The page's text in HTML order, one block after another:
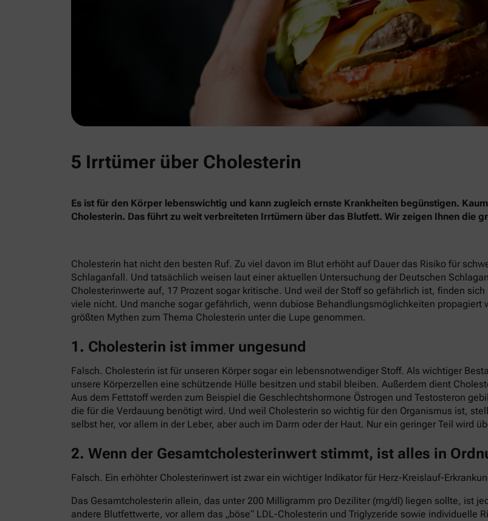
5 Irrtümer über Cholesterin
Es ist für den Körper lebenswichtig und kann zugleich ernste Krankheiten begünstigen.
Cholesterin. Das führt zu weit verbreiteten Irrtümern über das Blutfett. Wir zeigen Ihnen die
Cholesterin hat nicht den besten Ruf. Zu viel davon im Blut erhöht auf Dauer das Risiko für
Schlaganfall. Und tatsächlich weisen laut einer aktuellen Untersuchung der Deutschen
Cholesterinwerte auf, 17 Prozent sogar kritische. Und weil der Stoff so gefährlich ist, finden
viele nicht. Und manche sogar gefährlich, wenn dubiose Behandlungsmöglichkeiten propagiert
größten Mythen zum Thema Cholesterin unter die Lupe genommen.
1. Cholesterin ist immer ungesund
Falsch. Cholesterin ist für unseren Körper sogar ein lebensnotwendiger Stoff. Als wichtiger
unsere Körperzellen eine schützende Hülle besitzen und stabil bleiben. Außerdem dient
Aus dem Fettstoff werden zum Beispiel die Geschlechtshormone Östrogen und Testosteron
die für die Verdauung benötigt wird. Und weil Cholesterin so wichtig für den Organismus ist,
selbst her, vor allem in der Leber, aber auch im Darm oder der Haut. Nur ein geringer Teil wird
2. Wenn der Gesamtcholesterinwert stimmt, ist alles in
Falsch. Ein erhöhter Cholesterinwert ist zwar ein wichtiger Indikator für Herz-Kreislauf-
Das Gesamtcholesterin allein, das unter 200 Milligramm pro Deziliter (mg/dl) liegen sollte, ist
andere Blutfettwerte, vor allem das „böse“ LDL-Cholesterin und Triglyzeride sowie individuelle